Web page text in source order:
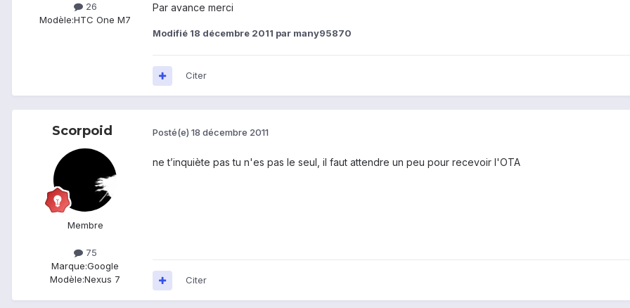
26
Modèle:HTC One M7
Par avance merci
Modifié 18 décembre 2011 par many95870
Citer
Scorpoid
Membre
75
Marque:Google
Modèle:Nexus 7
Posté(e) 18 décembre 2011
ne t’inquiète pas tu n'es pas le seul, il faut attendre un peu pour recevoir l'OTA
Citer